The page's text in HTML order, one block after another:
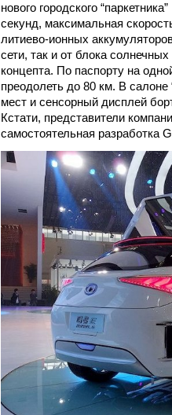
нового городского
секунд, максимальная
литиево-ионных
сети, так и от блока
концепта. По паспорту на
преодолеть до 80 км. В салоне
мест и сенсорный дисплей
Кстати, представители
самостоятельная разработка